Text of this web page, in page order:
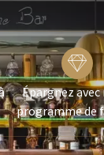
Épargnez
programme de